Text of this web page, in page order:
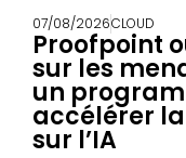
07/08/2026CLOUD
Proofpoint
sur les
un
accélérer
sur l’IA